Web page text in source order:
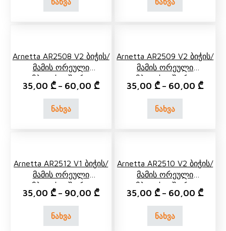
Arnetta AR2508 V2 Ბიჭის/
Მამის Ორეული
Კომპლექტი Შორტით
35,00 ₾– 60,00 ₾
ნახვა
Arnetta AR2509 V2 Ბიჭის/
Მამის Ორეული
Კომპლექტი Შორტით
35,00 ₾– 60,00 ₾
ნახვა
Arnetta AR2512 V1 Ბიჭის/
Მამის Ორეული
Კომპლექტი Შორტით
35,00 ₾– 90,00 ₾
ნახვა
Arnetta AR2510 V2 Ბიჭის/
Მამის Ორეული
Კომპლექტი Შორტით
35,00 ₾– 60,00 ₾
ნახვა